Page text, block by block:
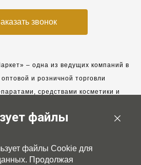
звонок
– одна из ведущих компаний в
и розничной торговли
средствами косметики и
Мы приглашаем к сотрудничеству
рассчитываем на взаимовыгодные,
партнерские отношения.
файлы
файлы Cookie для
Продолжая